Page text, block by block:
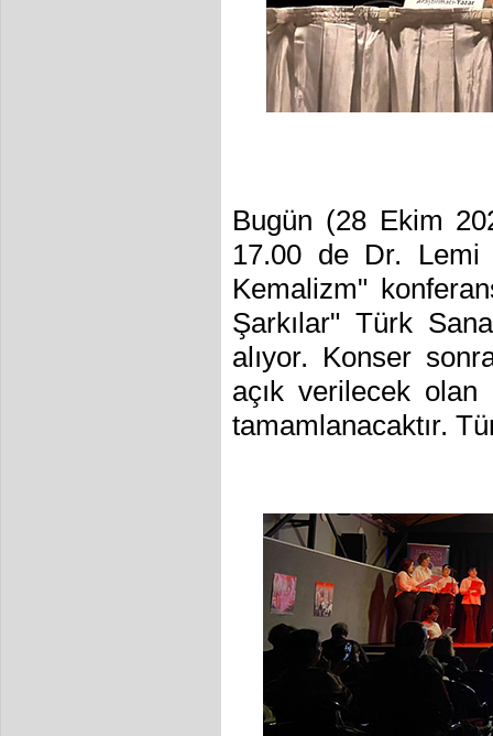
Bugün (28 Ekim
17.00 de Dr. Lemi
Kemalizm"
Şarkılar" Türk
alıyor. Konser
açık verilecek
tamamlanacaktır.